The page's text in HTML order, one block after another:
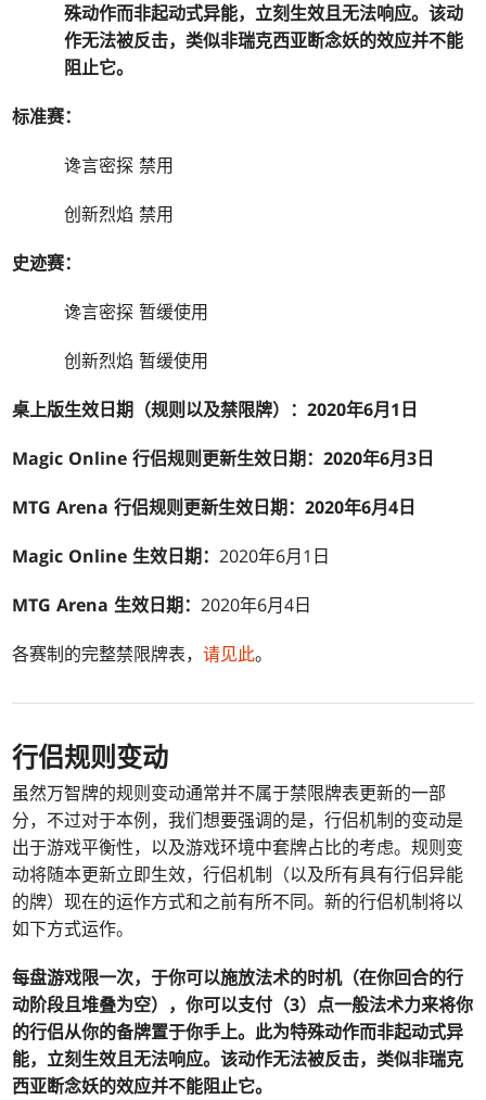
殊动作而非起动式异能，立刻生效且无法响应。该动
作无法被反击，类似非瑞克西亚断念妖的效应并不能
阻止它。
标准赛：
谗言密探 禁用
创新烈焰 禁用
史迹赛：
谗言密探 暂缓使用
创新烈焰 暂缓使用
桌上版生效日期（规则以及禁限牌）：2020年6月1 日
Magic Online 行侣规则更新生效日期：2020年6月3日
MTG Arena行侣规则更新生效日期：2020年6月4日
Magic Online 生效日期：2020年6月1日
MTG Arena 生效日期：2020年6月4日
各赛制的完整禁限牌表，请见此。
行侣规则变动
虽然万智牌的规则变动通常并不属于禁限牌表更新的一部
分，不过对于本例，我们想要强调的是，行侣机制的变动是
出于游戏平衡性，以及游戏环境中套牌占比的考虑。规则变
动将随本更新立即生效，行侣机制（以及所有具有行侣异能
的牌）现在的运作方式和之前有所不同。新的行侣机制将以
如下方式运作。
每盘游戏限一次，于你可以施放法术的时机（在你回合的行
动阶段且堆叠为空），你可以支付（3）点一般法术力来将你
的行侣从你的备牌置于你手上。此为特殊动作而非起动式异
能，立刻生效且无法响应。该动作无法被反击，类似非瑞克
西亚断念妖的效应并不能阻止它。